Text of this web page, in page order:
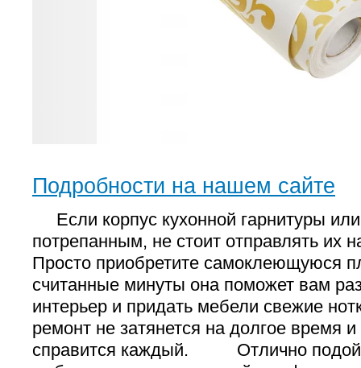
Подробности на нашем сайте
Если корпус кухонной гарнитуры
потрепанным, не стоит отправлять их
Просто приобретите самоклеющуюся
считанные минуты она поможет вам
интерьер и придать мебели свежие
ремонт не затянется на долгое время
справится каждый. Отлично